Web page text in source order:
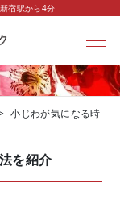
宿駅から4分
小じわが気になる時
を紹介